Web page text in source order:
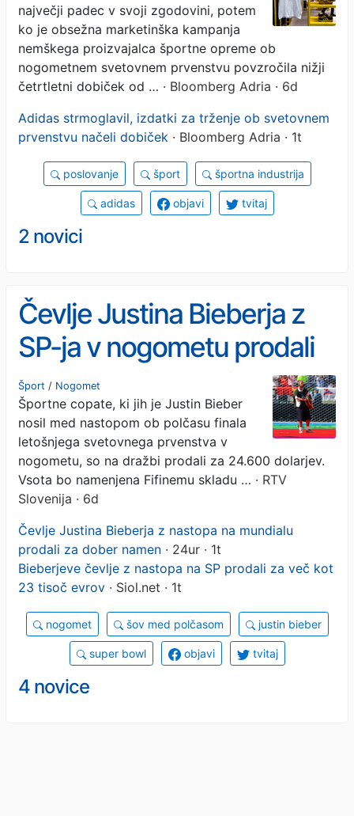
največji padec v svoji zgodovini, potem
ko je obsežna marketinška kampanja
nemškega proizvajalca športne opreme ob
nogometnem svetovnem prvenstvu povzročila nižji
četrtletni dobiček od … · Bloomberg Adria · 6d
Adidas strmoglavil, izdatki za trženje ob svetovnem
prvenstvu načeli dobiček · Bloomberg Adria · 1t
poslovanje šport športna industrija
adidas objavi tvitaj
2 novici
Čevlje Justina Bieberja z
SP-ja v nogometu prodali
za dober namen
Šport / Nogomet
Športne copate, ki jih je Justin Bieber
nosil med nastopom ob polčasu finala
letošnjega svetovnega prvenstva v
nogometu, so na dražbi prodali za 24.600 dolarjev.
Vsota bo namenjena Fifinemu skladu … · RTV
Slovenija · 6d
Čevlje Justina Bieberja z nastopa na mundialu
prodali za dober namen · 24ur · 1t
Bieberjeve čevlje z nastopa na SP prodali za več kot
23 tisoč evrov · Siol.net · 1t
nogomet šov med polčasom justin bieber
super bowl objavi tvitaj
4 novice